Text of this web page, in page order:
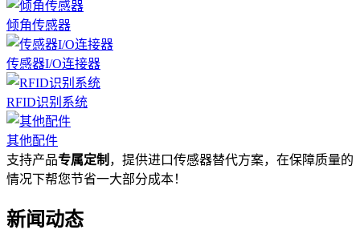
倾角传感器
传感器I/O连接器
RFID识别系统
其他配件
支持产品专属定制 ，提供进口传感器替代方案，在保障质量的
情况下帮您节省一大部分成本！
新闻动态